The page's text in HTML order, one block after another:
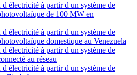
électricité à partir d un système de
de 100 MW en
électricité à partir d un système de
domestique au Venezuela
électricité à partir d un système de
au réseau
électricité à partir d un système de